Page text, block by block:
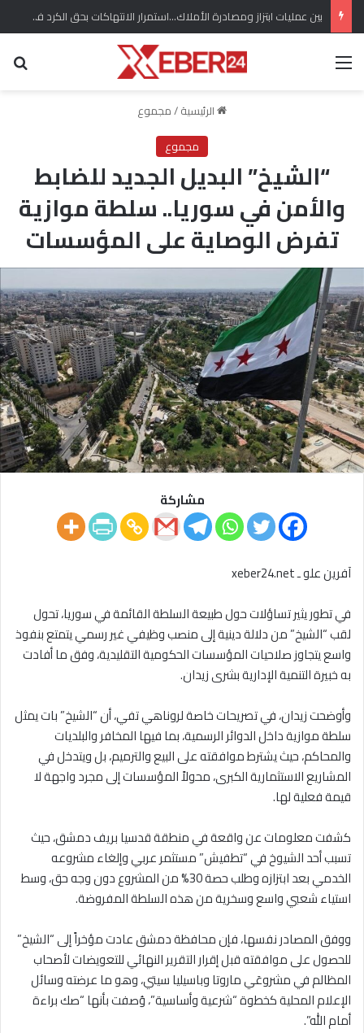
بين عمليات ابتزاز ومصادرة الأملاك…استمرار الانتهاكات بحق الكرد في كري سبي شمال سوريا
القائمة
الرئيسية/مجموع
مجموع
“الشيخ” البديل الجديد للضابط
والأمن في سوريا.. سلطة موازية
تفرض الوصاية على المؤسسات
مشاركة
آفرين علو ـ xeber24.net
في تطور يثير تساؤلات حول طبيعة السلطة القائمة في سوريا، تحول
لقب “الشيخ” من دلالة دينية إلى منصب وظيفي غير رسمي يتمتع بنفوذ
واسع يتجاوز صلاحيات المؤسسات الحكومية التقليدية، وفق ما أفادت
به خبيرة التنمية الإدارية بشرى زيدان.
وأوضحت زيدان، في تصريحات خاصة لروناهي تفي، أن “الشيخ” بات يمثل
سلطة موازية داخل الدوائر الرسمية، بما فيها المخافر والبلديات
والمحاكم، حيث يشترط موافقته على البيع والترميم، بل ويتدخل في
المشاريع الاستثمارية الكبرى، محولاً المؤسسات إلى مجرد واجهة لا
قيمة فعلية لها.
كشفت معلومات عن واقعة في منطقة قدسيا بريف دمشق، حيث
تسبب أحد الشيوخ في “تطفيش” مستثمر عربي وإلغاء مشروعه
الخدمي بعد ابتزازه وطلب حصة 30% من المشروع دون وجه حق، وسط
استياء شعبي واسع وسخرية من هذه السلطة المفروضة.
ووفق المصادر نفسها، فإن محافظة دمشق عادت مؤخراً إلى “الشيخ”
للحصول على موافقته قبل إقرار التقرير النهائي للتعويضات لأصحاب
المظالم في مشروعَي ماروتا وباسيليا سيتي، وهو ما عرضته وسائل
الإعلام المحلية كخطوة “شرعية وأساسية”، وُصفت بأنها “صك براءة
أمام الله”.